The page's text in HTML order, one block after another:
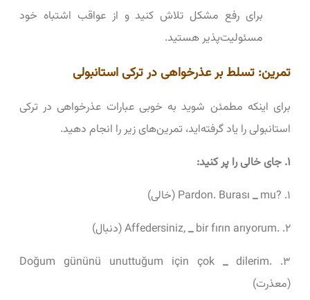
برای رفع مشکل تلاش کنید و از عواقب اشتباه خود
مسئولیت‌پذیر هستید.
تمرین: تسلط بر عذرخواهی در ترکی استانبولی
برای اینکه مطمئن شوید به خوبی عبارات عذرخواهی در ترکی
استانبولی را یاد گرفته‌اید، تمرین‌های زیر را انجام دهید.
۱. جای خالی را پر کنید:
۱. ?Pardon. Burası
_mu (خالی)
۲. .Affedersiniz,
_bir fırın arıyorum (دنبال)
۳. .Doğum gününü unuttuğum için çok
_dilerim
(معذرت)